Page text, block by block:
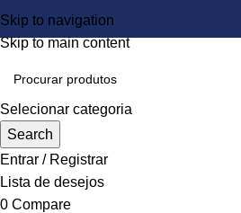
Skip to navigation
Skip to main content
Selecionar categoria
Search
Entrar / Registrar
Lista de desejos
0 Compare